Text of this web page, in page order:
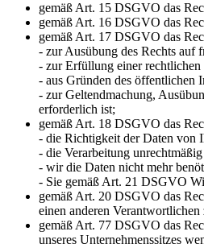
gemäß Art. 15 DSGVO das
gemäß Art. 16 DSGVO das
gemäß Art. 17 DSGVO das
- zur Ausübung des Rechts auf
- zur Erfüllung einer
- aus Gründen des öffentlichen
- zur Geltendmachung,
erforderlich ist;
gemäß Art. 18 DSGVO das
- die Richtigkeit der Daten von
- die Verarbeitung
- wir die Daten nicht mehr
- Sie gemäß Art. 21 DSGVO
gemäß Art. 20 DSGVO das
einen anderen Verantwortlichen
gemäß Art. 77 DSGVO das
unseres Unternehmenssitzes